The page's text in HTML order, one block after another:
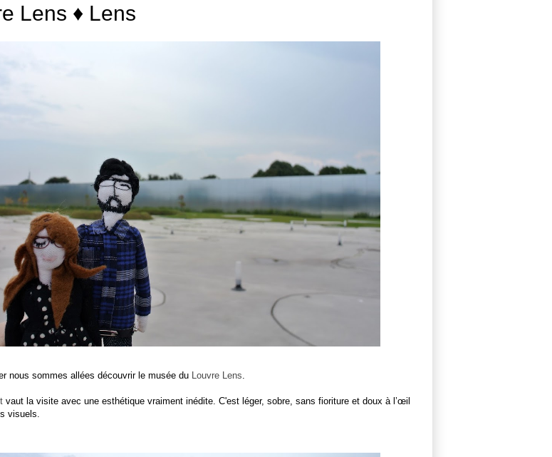
Lens ♦ Lens
nous sommes allées découvrir le musée du Louvre Lens
vaut la visite avec une esthétique vraiment inédite. C'est léger, sobre, sans fioriture et doux à l’œil
visuels.